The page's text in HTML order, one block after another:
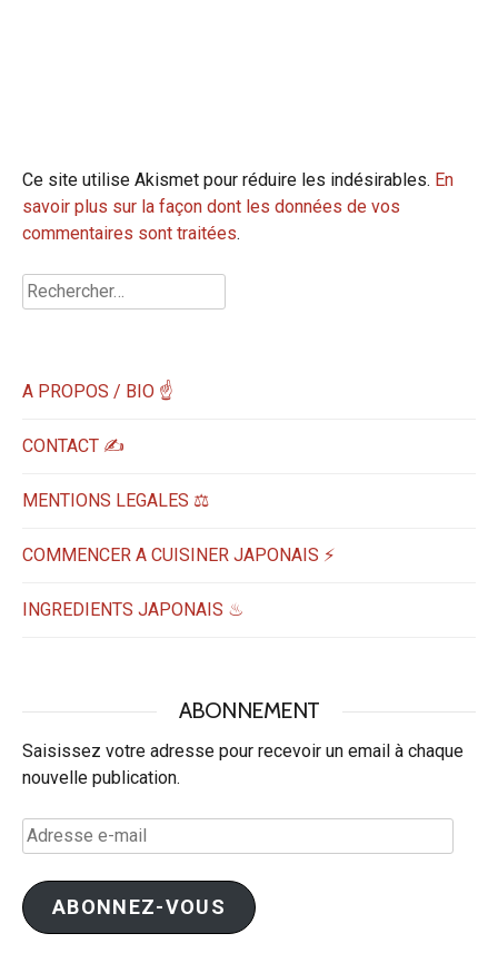
Ce site utilise Akismet pour réduire les indésirables. En
savoir plus sur la façon dont les données de vos
commentaires sont traitées.
Rechercher :
A PROPOS / BIO ☝
CONTACT ✍️
MENTIONS LEGALES ⚖️
COMMENCER A CUISINER JAPONAIS ⚡
INGREDIENTS JAPONAIS ♨
ABONNEMENT
Saisissez votre adresse pour recevoir un email à chaque
nouvelle publication.
Adresse
e-
mail
ABONNEZ-VOUS